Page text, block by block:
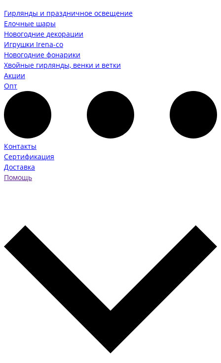
Гирлянды и праздничное освещение
Елочные шары
Новогодние декорации
Игрушки Irena-co
Новогодние фонарики
Хвойные гирлянды, венки и ветки
Акции
Опт
Контакты
Сертификация
Доставка
Помощь